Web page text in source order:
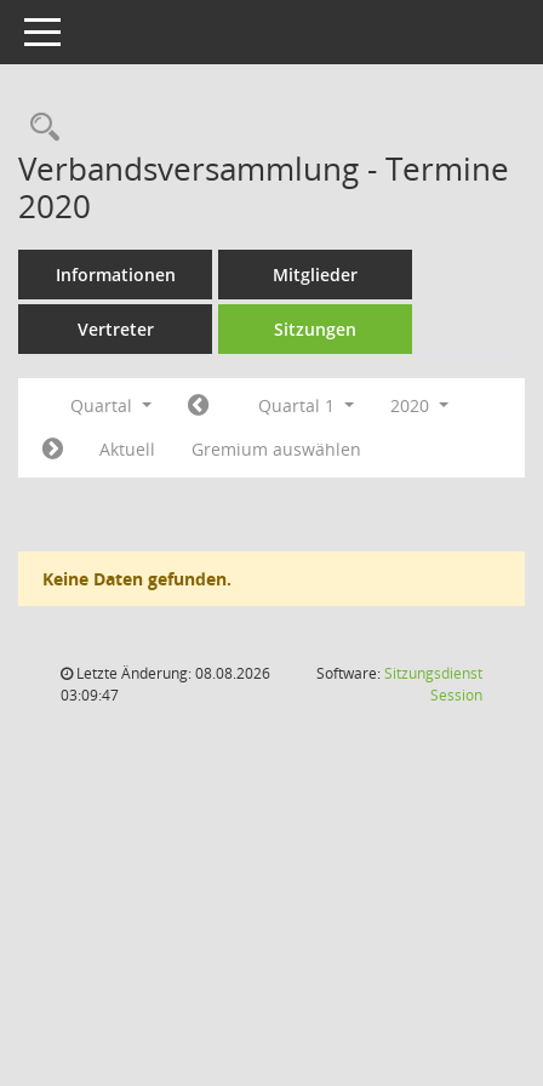
Toggle navigation
Rechercheauswahl
Verbandsversammlung - Termine
2020
Informationen Mitglieder
Vertreter Sitzungen
Quartal Quartal 1
2020
Aktuell
Gremium auswählen
Keine Daten gefunden.
Letzte Änderung: 08.08.2026
03:09:47
Software:Sitzungsdienst
Session(Wird in